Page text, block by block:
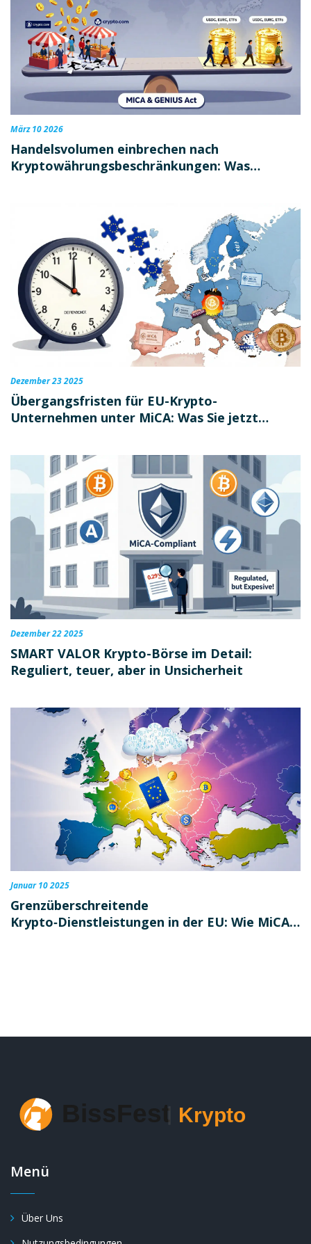
März 10 2026
Handelsvolumen einbrechen nach
Kryptowährungsbeschränkungen: Was
Dezember 23 2025
Übergangsfristen für EU-Krypto-
Unternehmen unter MiCA: Was Sie jetzt
Dezember 22 2025
SMART VALOR Krypto-Börse im Detail:
Reguliert, teuer, aber in Unsicherheit
Januar 10 2025
Grenzüberschreitende
Krypto‑Dienstleistungen in der EU: Wie MiCA
Menü
Über Uns